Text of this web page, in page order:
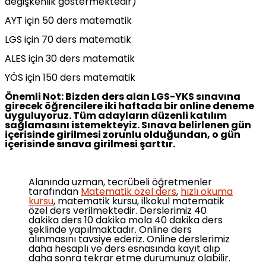
değişkenlik göstermektedir)
AYT için 50 ders matematik
LGS için 70 ders matematik
ALES için 30 ders matematik
YÖS için 150 ders matematik
Önemli Not: Bizden ders alan LGS-YKS sınavına
girecek öğrencilere iki haftada bir online deneme
uyguluyoruz. Tüm adayların düzenli katılım
sağlamasını istemekteyiz. Sınava belirlenen gün
içerisinde girilmesi zorunlu olduğundan, o gün
içerisinde sınava girilmesi şarttır.
Alanında uzman, tecrübeli öğretmenler
tarafından Matematik özel ders, hızlı okuma
kursu, matematik kursu, ilkokul matematik
özel ders verilmektedir. Derslerimiz 40
dakika ders 10 dakika mola 40 dakika ders
şeklinde yapılmaktadır. Online ders
alınmasını tavsiye ederiz. Online derslerimiz
daha hesaplı ve ders esnasında kayıt alıp
daha sonra tekrar etme durumunuz olabilir.